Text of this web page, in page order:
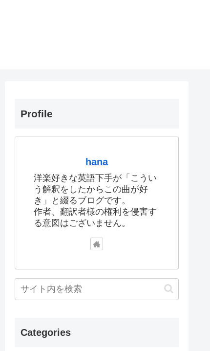
Profile
hana
洋楽好きな英語下手が「こうい
う解釈をしたからこの曲が好
き」と綴るブログです。
作者、翻訳者様の権利を侵害す
る意図はございません。
Categories